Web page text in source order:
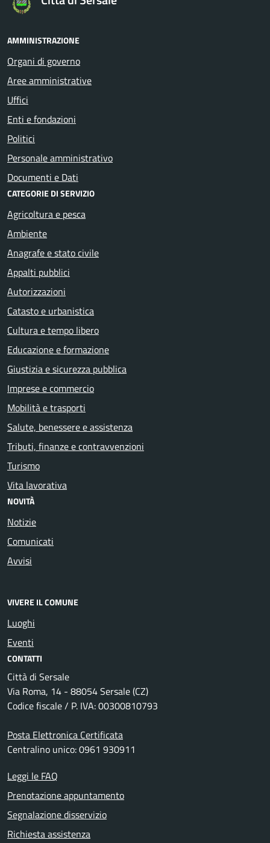
AMMINISTRAZIONE
Organi di governo
Aree amministrative
Uffici
Enti e fondazioni
Politici
Personale amministrativo
Documenti e Dati
CATEGORIE DI SERVIZIO
Agricoltura e pesca
Ambiente
Anagrafe e stato civile
Appalti pubblici
Autorizzazioni
Catasto e urbanistica
Cultura e tempo libero
Educazione e formazione
Giustizia e sicurezza pubblica
Imprese e commercio
Mobilità e trasporti
Salute, benessere e assistenza
Tributi, finanze e contravvenzioni
Turismo
Vita lavorativa
NOVITÀ
Notizie
Comunicati
Avvisi
VIVERE IL COMUNE
Luoghi
Eventi
CONTATTI
Città di Sersale
Via Roma, 14 - 88054 Sersale (CZ)
Codice fiscale / P. IVA: 00300810793
Posta Elettronica Certificata
Centralino unico: 0961 930911
Leggi le FAQ
Prenotazione appuntamento
Segnalazione disservizio
Richiesta assistenza